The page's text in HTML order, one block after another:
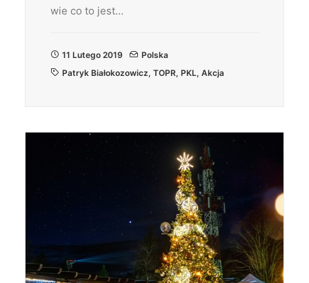
wie co to jest…
11 Lutego 2019
Polska
Patryk Białokozowicz, TOPR, PKL, Akcja